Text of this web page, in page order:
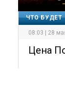
ЧТО БУДЕТ
08:03 | 28
Цена